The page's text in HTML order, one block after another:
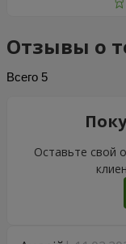
Отзывы о
Всего 5
Оставьте свой